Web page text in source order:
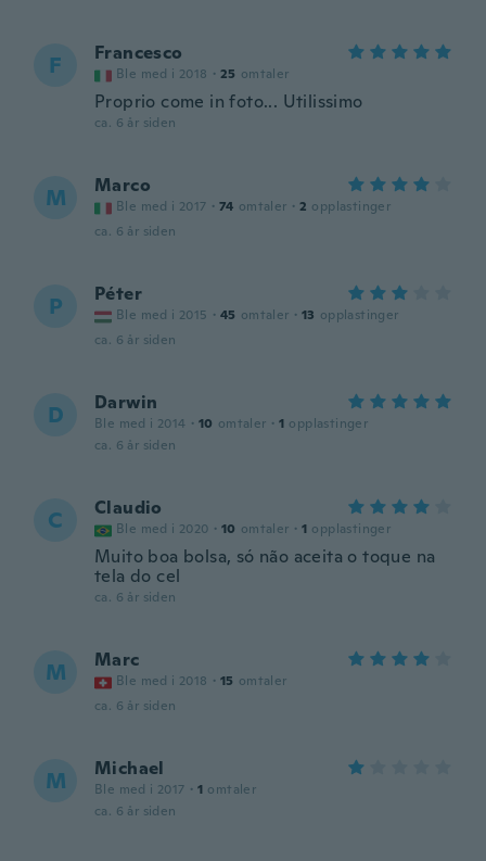
F Francesco
Ble med i 2018 · 25 omtaler
Proprio come in foto... Utilissimo
ca. 6 år siden
M Marco
Ble med i 2017 · 74 omtaler · 2 opplastinger
ca. 6 år siden
P Péter
Ble med i 2015 · 45 omtaler · 13 opplastinger
ca. 6 år siden
D Darwin
Ble med i 2014 · 10 omtaler · 1 opplastinger
ca. 6 år siden
C Claudio
Ble med i 2020 · 10 omtaler · 1 opplastinger
Muito boa bolsa, só não aceita o toque na
tela do cel
ca. 6 år siden
M Marc
Ble med i 2018 · 15 omtaler
ca. 6 år siden
M Michael
Ble med i 2017 · 1 omtaler
ca. 6 år siden